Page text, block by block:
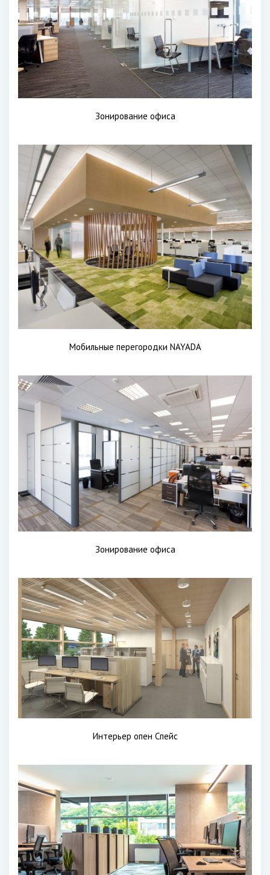
Зонирование офиса
Мобильные перегородки NAYADA
Зонирование офиса
Интерьер опен Спейс